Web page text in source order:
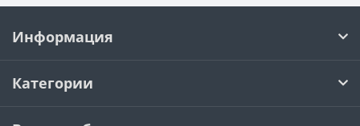
Информация
Категории